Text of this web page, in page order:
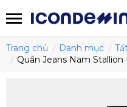
Trang chủ Danh mục
Quần Jeans Nam